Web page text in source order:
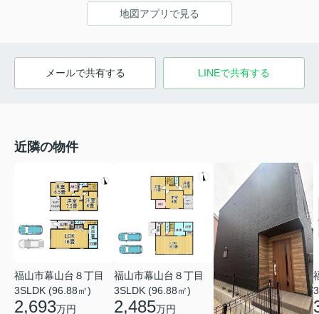
地図アプリで見る
メールで共有する LINEで共有する
近隣の物件
福山市幕山台８丁目
3SLDK (96.88㎡)
2,693万円
福山市幕山台８丁目
3SLDK (96.88㎡)
2,485万円